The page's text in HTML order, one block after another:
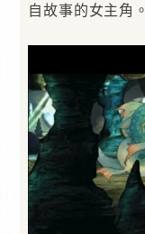
自故事的女主角。